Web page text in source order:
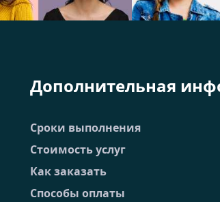
Дополнительная
Сроки выполнения
Стоимость услуг
Как заказать
Способы оплаты